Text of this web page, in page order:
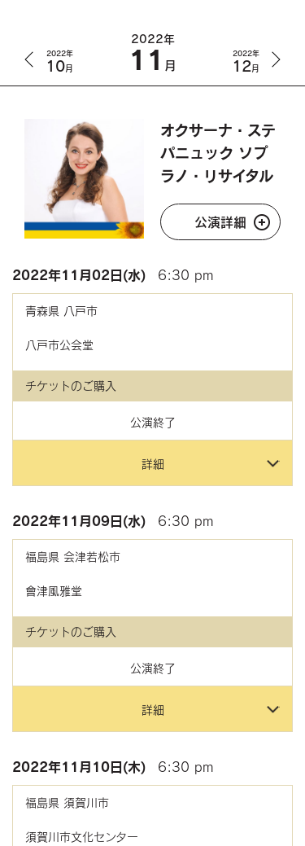
2022年
10月
2022年
11 月
2022年
12月
オクサーナ・ステ
パニュック ソプ
ラノ・リサイタル
公演詳細
2022年11月02日(水) 6:30 pm
青森県 八戸市
八戸市公会堂
チケットのご購入
公演終了
詳細
2022年11月09日(水) 6:30 pm
福島県 会津若松市
會津風雅堂
チケットのご購入
公演終了
詳細
2022年11月10日(木) 6:30 pm
福島県 須賀川市
須賀川市文化センター